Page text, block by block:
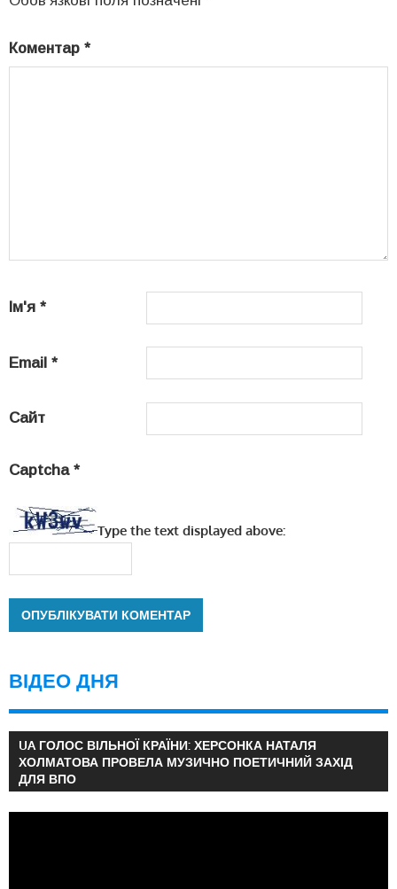
Коментар *
Ім'я *
Email *
Сайт
Captcha *
Type the text displayed above:
ВІДЕО ДНЯ
UA ГОЛОС ВІЛЬНОЇ КРАЇНИ: ХЕРСОНКА НАТАЛЯ
ХОЛМАТОВА ПРОВЕЛА МУЗИЧНО ПОЕТИЧНИЙ ЗАХІД
ДЛЯ ВПО